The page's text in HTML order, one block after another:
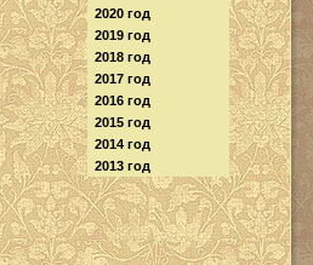
2020 год
2019 год
2018 год
2017 год
2016 год
2015 год
2014 год
2013 год